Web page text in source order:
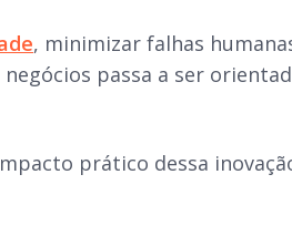
, minimizar falhas
passa a ser
prático dessa